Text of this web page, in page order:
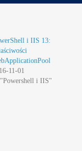
i IIS 13:
11-01
i IIS"